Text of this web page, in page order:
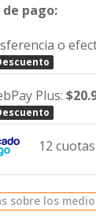
pago:
o
Plus:
12
sobre los